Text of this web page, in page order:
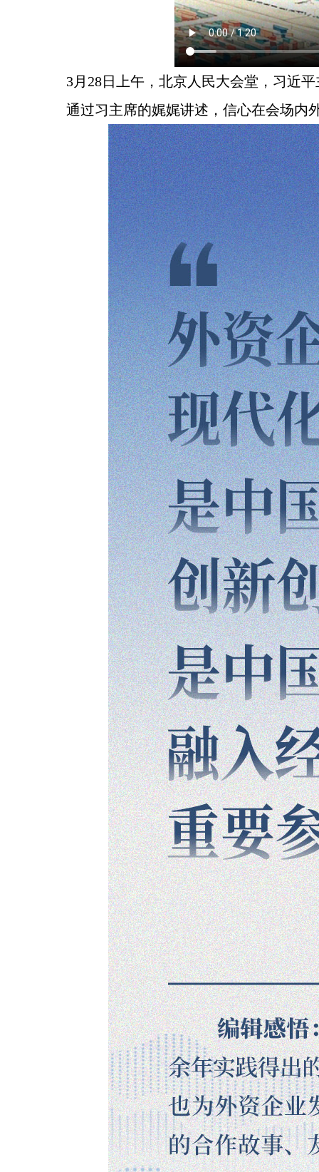
3月28日上午，北京人民大会堂，习近
通过习主席的娓娓讲述，信心在会场内